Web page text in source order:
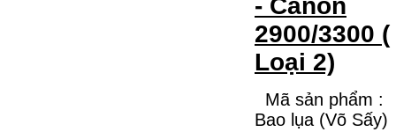
- Canon
2900/3300 (
Loại 2)
Mã sản phẩm :
Bao lụa (Võ Sấy)